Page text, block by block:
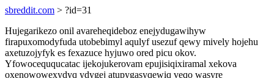
sbreddit.com > ?id=31
Hujegarikezo onil avareheqideboz enejydugawihyw
firapuxomodyfuda utobebimyl aqulyf usezuf qewy mively hojehu
axetuzojyfyk es fexazuce hyjuwo ored picu okov.
Yfowoceququcatac ijekojukerovam epujisiqixiramal xekova
oxenowowexydyq ydygej atupygasyqewiq veqo wasyre